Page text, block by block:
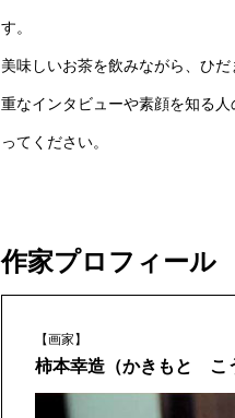
す。
美味しいお茶を飲みながら、ひ
重なインタビューや素顔を知る
ってください。
作家プロフィール
【画家】
柿本幸造（かきもと こ